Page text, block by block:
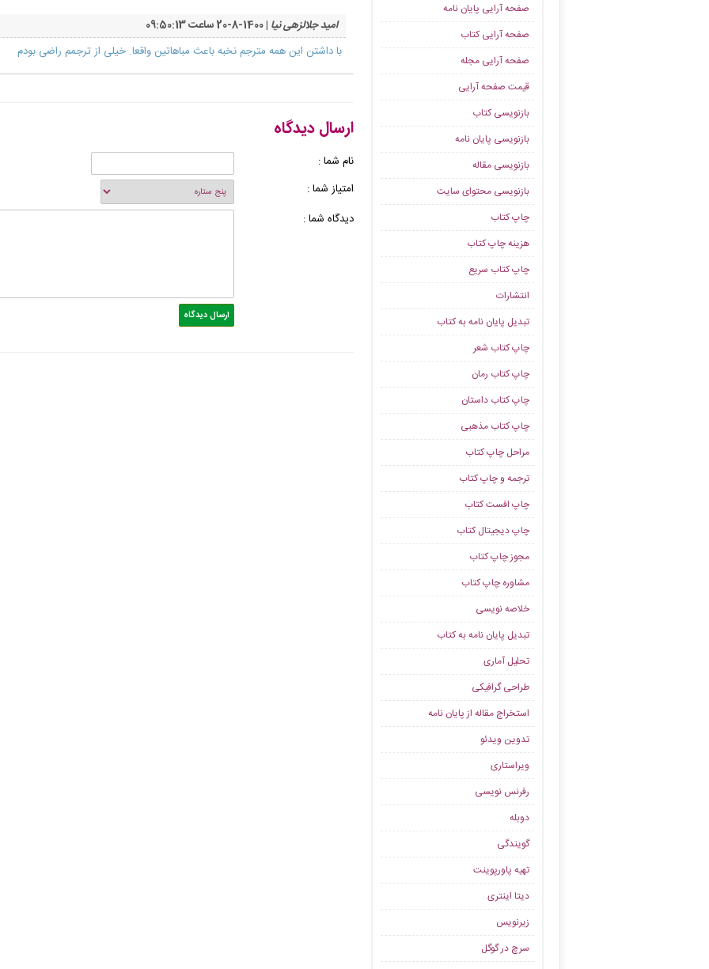
صفحه آرایی پایان نامه
صفحه آرایی کتاب
صفحه آرایی مجله
قیمت صفحه آرایی
بازنویسی کتاب
بازنویسی پایان نامه
بازنویسی مقاله
بازنویسی محتوای سایت
چاپ کتاب
هزینه چاپ کتاب
چاپ کتاب سریع
انتشارات
تبدیل پایان نامه به کتاب
چاپ کتاب شعر
چاپ کتاب رمان
چاپ کتاب داستان
چاپ کتاب مذهبی
مراحل چاپ کتاب
ترجمه و چاپ کتاب
چاپ افست کتاب
چاپ دیجیتال کتاب
مجوز چاپ کتاب
مشاوره چاپ کتاب
خلاصه نویسی
تبدیل پایان نامه به کتاب
تحلیل آماری
طراحی گرافیکی
استخراج مقاله از پایان نامه
تدوین ویدئو
ویراستاری
رفرنس نویسی
دوبله
گویندگی
تهیه پاورپوینت
دیتا اینتری
زیرنویس
سرچ در گوگل
امید جلالزهی نیا | 1400-8-20 ساعت 09:50:13
با داشتن این همه مترجم نخبه باعث مباهاتین واقعا. خیلی از ترجمم راضی بودم
ارسال دیدگاه
نام شما :
امتیاز شما :
دیدگاه شما :